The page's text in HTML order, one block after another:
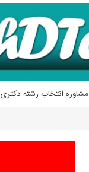
مشاوره انتخاب رشته دکتری